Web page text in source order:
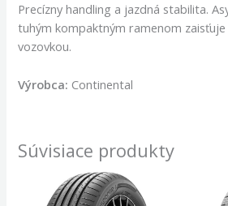
Precízny handling a jazdná stabilita.
tuhým kompaktným ramenom
vozovkou.
Výrobca: Continental
Súvisiace produkty